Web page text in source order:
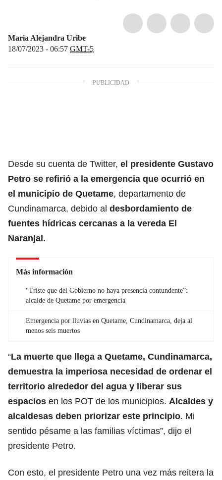
Maria Alejandra Uribe
18/07/2023 - 06:57 GMT-5
Desde su cuenta de Twitter, el presidente Gustavo
Petro se refirió a la emergencia que ocurrió en
el municipio de Quetame, departamento de
Cundinamarca, debido al desbordamiento de
fuentes hídricas cercanas a la vereda El
Naranjal.
Más información
“Triste que del Gobierno no haya presencia contundente”:
alcalde de Quetame por emergencia
Emergencia por lluvias en Quetame, Cundinamarca, deja al
menos seis muertos
“La muerte que llega a Quetame, Cundinamarca,
demuestra la imperiosa necesidad de ordenar el
territorio alrededor del agua y liberar sus
espacios en los POT de los municipios. Alcaldes y
alcaldesas deben priorizar este principio. Mi
sentido pésame a las familias víctimas”, dijo el
presidente Petro.
Con esto, el presidente Petro una vez más reitera la